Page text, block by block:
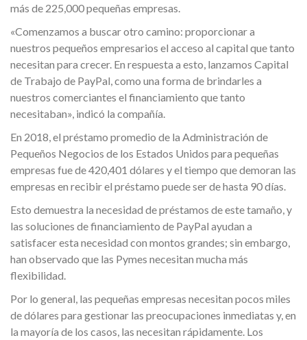
más de 225,000 pequeñas empresas.
«Comenzamos a buscar otro camino: proporcionar a
nuestros pequeños empresarios el acceso al capital que tanto
necesitan para crecer. En respuesta a esto, lanzamos Capital
de Trabajo de PayPal, como una forma de brindarles a
nuestros comerciantes el financiamiento que tanto
necesitaban», indicó la compañía.
En 2018, el préstamo promedio de la Administración de
Pequeños Negocios de los Estados Unidos para pequeñas
empresas fue de 420,401 dólares y el tiempo que demoran las
empresas en recibir el préstamo puede ser de hasta 90 días.
Esto demuestra la necesidad de préstamos de este tamaño, y
las soluciones de financiamiento de PayPal ayudan a
satisfacer esta necesidad con montos grandes; sin embargo,
han observado que las Pymes necesitan mucha más
flexibilidad.
Por lo general, las pequeñas empresas necesitan pocos miles
de dólares para gestionar las preocupaciones inmediatas y, en
la mayoría de los casos, las necesitan rápidamente. Los